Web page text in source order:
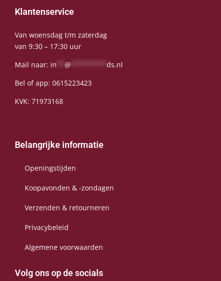
Klantenservice
Van woensdag t/m zaterdag
van 9:30 – 17:30 uur
Mail naar: in @
ds.nl
Bel of app: 0615223423
KVK: 71973168
Belangrijke informatie
Openingstijden
Koopavonden & -zondagen
Verzenden & retourneren
Privacybeleid
Algemene voorwaarden
Volg ons op de socials